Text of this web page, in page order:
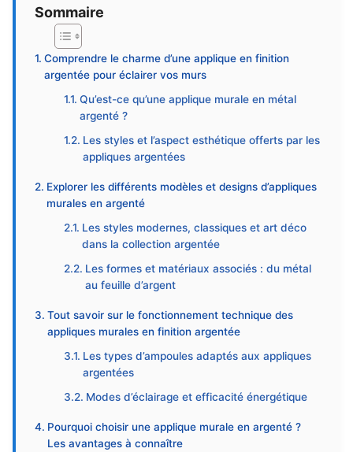
Sommaire
Comprendre le charme d’une applique en finition
argentée pour éclairer vos murs
Qu’est-ce qu’une applique murale en métal
argenté ?
Les styles et l’aspect esthétique offerts par les
appliques argentées
Explorer les différents modèles et designs d’appliques
murales en argenté
Les styles modernes, classiques et art déco
dans la collection argentée
Les formes et matériaux associés : du métal
au feuille d’argent
Tout savoir sur le fonctionnement technique des
appliques murales en finition argentée
Les types d’ampoules adaptés aux appliques
argentées
Modes d’éclairage et efficacité énergétique
Pourquoi choisir une applique murale en argenté ?
Les avantages à connaître